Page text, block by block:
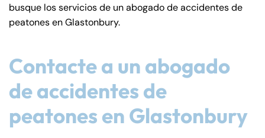
busque los servicios de un abogado de accidentes de
peatones en Glastonbury.
Contacte a un abogado
de accidentes de
peatones en Glastonbury
Thursday
8:30 AM – 5:00
PM
Saturday
Closed
Sunday
Thursday
8:30 AM – 5:00
PM
Saturday
Closed
Sunday